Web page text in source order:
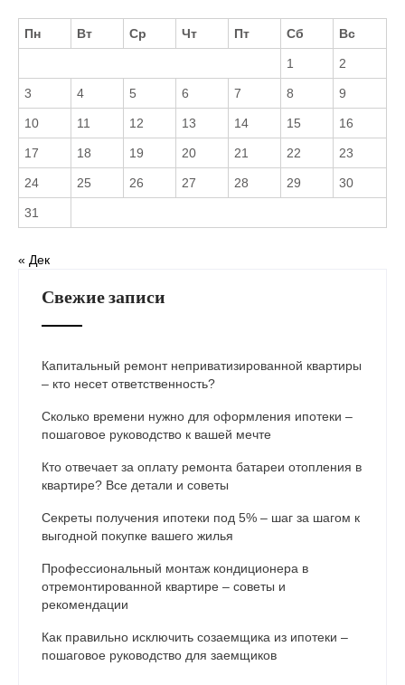
Пн Вт Ср Чт Пт Сб Вс
1 2
3 4 5 6 7 8 9
10 11 12 13 14 15 16
17 18 19 20 21 22 23
24 25 26 27 28 29 30
31
« Дек
Свежие записи
Капитальный ремонт неприватизированной квартиры
– кто несет ответственность?
Сколько времени нужно для оформления ипотеки –
пошаговое руководство к вашей мечте
Кто отвечает за оплату ремонта батареи отопления в
квартире? Все детали и советы
Секреты получения ипотеки под 5% – шаг за шагом к
выгодной покупке вашего жилья
Профессиональный монтаж кондиционера в
отремонтированной квартире – советы и
рекомендации
Как правильно исключить созаемщика из ипотеки –
пошаговое руководство для заемщиков